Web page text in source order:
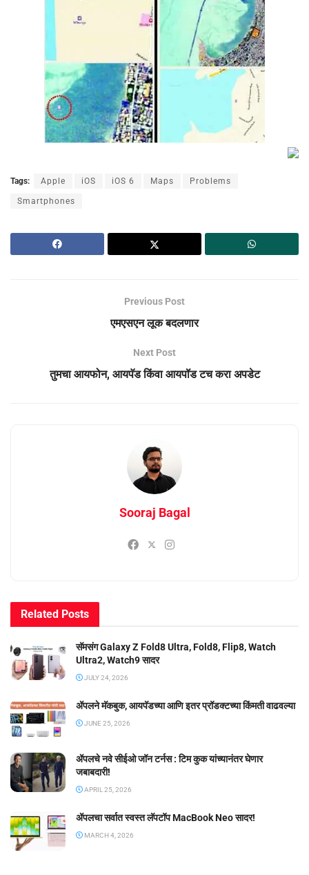
Tags: Apple iOS iOS 6 Maps Problems
Smartphones
Previous Post
एमएसएन लूक बदलणार
Next Post
तुमचा आयफोन, आयपॅड किंवा आयपॉड टच करा अपडेट
Sooraj Bagal
Related Posts
सॅमसंग Galaxy Z Fold8 Ultra, Fold8, Flip8, Watch
Ultra2, Watch9 सादर
JULY 24, 2026
ॲपलने मॅकबुक, आयपॅडच्या आणि इतर प्रॉडक्टच्या किंमती वाढवल्या
JUNE 25, 2026
ॲपलचे नवे सीईओ जॉन टर्नस : टिम कुक यांच्यानंतर घेणार
जबाबदारी!
APRIL 25, 2026
ॲपलचा सर्वात स्वस्त लॅपटॉप MacBook Neo सादर!
MARCH 4, 2026